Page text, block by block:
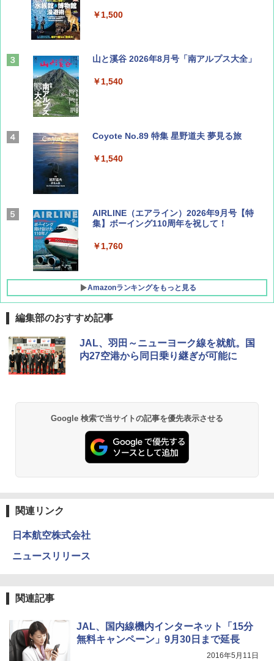
￥1,500
山と溪谷 2026年8月号「南アルプス大全」
￥1,540
Coyote No.89 特集 星野道夫 夢見る旅
￥1,540
AIRLINE（エアライン）2026年9月号【特
集】ボーイング110周年を祝して！
￥1,760
Amazonランキングをもっと見る
D40 地球の歩き方 チェンマイ タイ北部の魅
力的な町 2026～2027 地球の歩き方D アジア
A09 地球の歩き方 イタリア 2026～2027 地
球の歩き方A ヨーロッパ
￥2,479
新しい日本地理 地図・統計・移動から読み
[キャンパーズコレクション 山善] ポップアッ
プテント 傘みたいに広げて畳める パッとサ
ッとサンシェード キューブ フルクローズ メ
￥6,831
PYKES PEAK (パイクスピーク) 着替えテン
ト プライバシー テント 【中が透けない】 1
人用 折りたたみ 防災グッズ 災害用トイレ ビ
易 トイレテント (ブラック)
広げるだけ パッとサッとテント ブラックコ
ーティング フルクローズ メッシュ 3-4人用
簡単設置 ポップアップテント エクルベージ
BUNDOK(バンドック)ソロ ドーム 1 EX BDK
-08EX カーキ ソロキャンプ ポリエステル フ
レーム テント
GRANDOOR ステンレス保冷剤 2個セット 2
コンパクト 保冷力長持ち
付き ヒグマ・イノシシ対策 自治体・教育機
関の購入実績 登山・キャンプ・アウトドア・
防災用品 長期保存可能 緊急時用 日本国内発
編集部のおすすめ記事
JAL、羽田～ニューヨーク線を就航。国
内27空港から同日乗り継ぎが可能に
Google 検索で当サイトの記事を優先表示させる
関連リンク
日本航空株式会社
ニュースリリース
関連記事
JAL、国内線機内インターネット「15分
無料キャンペーン」9月30日まで延長
2016年5月11日